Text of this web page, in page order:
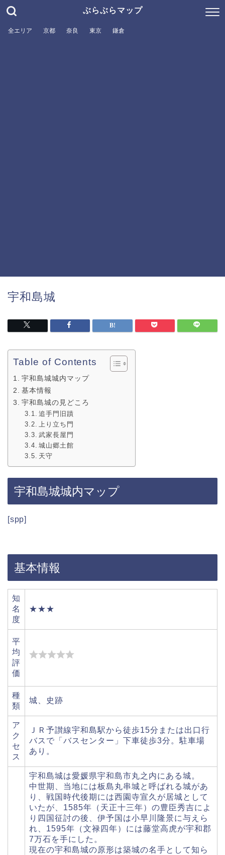
ぶらぶらマップ
全エリア 京都 奈良 東京 鎌倉
宇和島城
Table of Contents
宇和島城城内マップ
基本情報
宇和島城の見どころ
追手門旧蹟
上り立ち門
武家長屋門
城山郷土館
天守
宇和島城城内マップ
[spp]
基本情報
知
名
度
★★★
平
均
評
価
種
類
城、史跡
ア
ク
セ
ス
ＪＲ予讃線宇和島駅から徒歩15分または出口行
バスで「バスセンター」下車徒歩3分。駐車場
あり。
宇和島城は愛媛県宇和島市丸之内にある城。
中世期、当地には板島丸串城と呼ばれる城があ
り、戦国時代後期には西園寺宣久が居城として
いたが、1585年（天正十三年）の豊臣秀吉によ
り四国征討の後、伊予国は小早川隆景に与えら
れ、1595年（文禄四年）には藤堂高虎が宇和郡
7万石を手にした。
現在の宇和島城の原形は築城の名手として知ら